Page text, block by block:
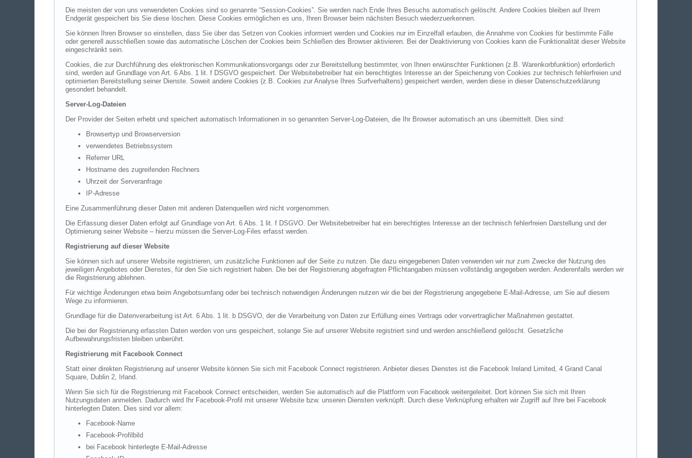
Die meisten der von uns verwendeten Cookies sind so genannte “Session-Cookies”. Sie werden nach Ende Ihres Besuchs automatisch gelöscht. Andere Cookies bleiben auf Ihrem
Endgerät gespeichert bis Sie diese löschen. Diese Cookies ermöglichen es uns, Ihren Browser beim nächsten Besuch wiederzuerkennen.
Sie können Ihren Browser so einstellen, dass Sie über das Setzen von Cookies informiert werden und Cookies nur im Einzelfall erlauben, die Annahme von Cookies für bestimmte Fälle
oder generell ausschließen sowie das automatische Löschen der Cookies beim Schließen des Browser aktivieren. Bei der Deaktivierung von Cookies kann die Funktionalität dieser Website
eingeschränkt sein.
Cookies, die zur Durchführung des elektronischen Kommunikationsvorgangs oder zur Bereitstellung bestimmter, von Ihnen erwünschter Funktionen (z.B. Warenkorbfunktion) erforderlich
sind, werden auf Grundlage von Art. 6 Abs. 1 lit. f DSGVO gespeichert. Der Websitebetreiber hat ein berechtigtes Interesse an der Speicherung von Cookies zur technisch fehlerfreien und
optimierten Bereitstellung seiner Dienste. Soweit andere Cookies (z.B. Cookies zur Analyse Ihres Surfverhaltens) gespeichert werden, werden diese in dieser Datenschutzerklärung
gesondert behandelt.
Server-Log-Dateien
Der Provider der Seiten erhebt und speichert automatisch Informationen in so genannten Server-Log-Dateien, die Ihr Browser automatisch an uns übermittelt. Dies sind:
Browsertyp und Browserversion
verwendetes Betriebssystem
Referrer URL
Hostname des zugreifenden Rechners
Uhrzeit der Serveranfrage
IP-Adresse
Eine Zusammenführung dieser Daten mit anderen Datenquellen wird nicht vorgenommen.
Die Erfassung dieser Daten erfolgt auf Grundlage von Art. 6 Abs. 1 lit. f DSGVO. Der Websitebetreiber hat ein berechtigtes Interesse an der technisch fehlerfreien Darstellung und der
Optimierung seiner Website – hierzu müssen die Server-Log-Files erfasst werden.
Registrierung auf dieser Website
Sie können sich auf unserer Website registrieren, um zusätzliche Funktionen auf der Seite zu nutzen. Die dazu eingegebenen Daten verwenden wir nur zum Zwecke der Nutzung des
jeweiligen Angebotes oder Dienstes, für den Sie sich registriert haben. Die bei der Registrierung abgefragten Pflichtangaben müssen vollständig angegeben werden. Anderenfalls werden wir
die Registrierung ablehnen.
Für wichtige Änderungen etwa beim Angebotsumfang oder bei technisch notwendigen Änderungen nutzen wir die bei der Registrierung angegebene E-Mail-Adresse, um Sie auf diesem
Wege zu informieren.
Grundlage für die Datenverarbeitung ist Art. 6 Abs. 1 lit. b DSGVO, der die Verarbeitung von Daten zur Erfüllung eines Vertrags oder vorvertraglicher Maßnahmen gestattet.
Die bei der Registrierung erfassten Daten werden von uns gespeichert, solange Sie auf unserer Website registriert sind und werden anschließend gelöscht. Gesetzliche
Aufbewahrungsfristen bleiben unberührt.
Registrierung mit Facebook Connect
Statt einer direkten Registrierung auf unserer Website können Sie sich mit Facebook Connect registrieren. Anbieter dieses Dienstes ist die Facebook Ireland Limited, 4 Grand Canal
Square, Dublin 2, Irland.
Wenn Sie sich für die Registrierung mit Facebook Connect entscheiden, werden Sie automatisch auf die Plattform von Facebook weitergeleitet. Dort können Sie sich mit Ihren
Nutzungsdaten anmelden. Dadurch wird Ihr Facebook-Profil mit unserer Website bzw. unseren Diensten verknüpft. Durch diese Verknüpfung erhalten wir Zugriff auf Ihre bei Facebook
hinterlegten Daten. Dies sind vor allem:
Facebook-Name
Facebook-Profilbild
bei Facebook hinterlegte E-Mail-Adresse